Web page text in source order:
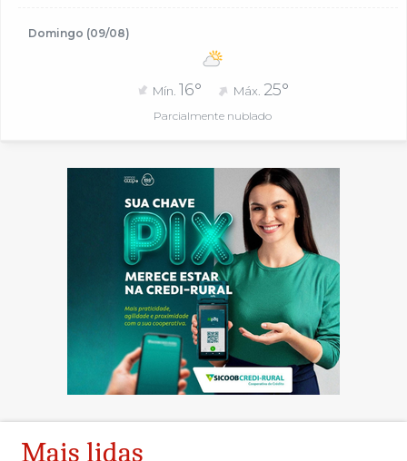
Domingo (09/08)
Mín. 16° Máx. 25°
Parcialmente nublado
Mais lidas